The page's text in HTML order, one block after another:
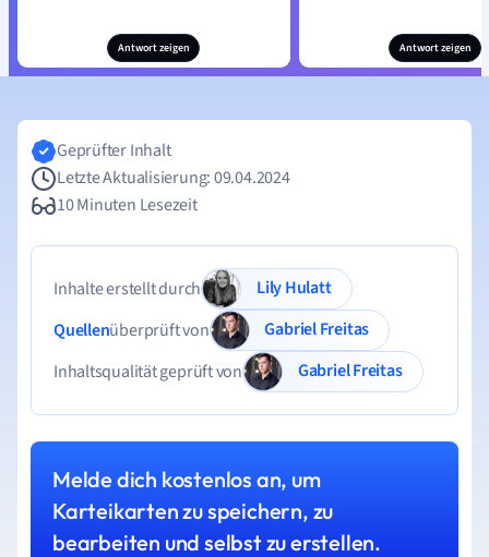
Antwort zeigen Antwort zeigen
Geprüfter Inhalt
Letzte Aktualisierung: 09.04.2024
10 Minuten Lesezeit
Inhalte erstellt durch
Lily Hulatt
Quellenüberprüft von
Gabriel Freitas
Inhaltsqualität geprüft von
Gabriel Freitas
Melde dich kostenlos an, um
Karteikarten zu speichern, zu
bearbeiten und selbst zu erstellen.